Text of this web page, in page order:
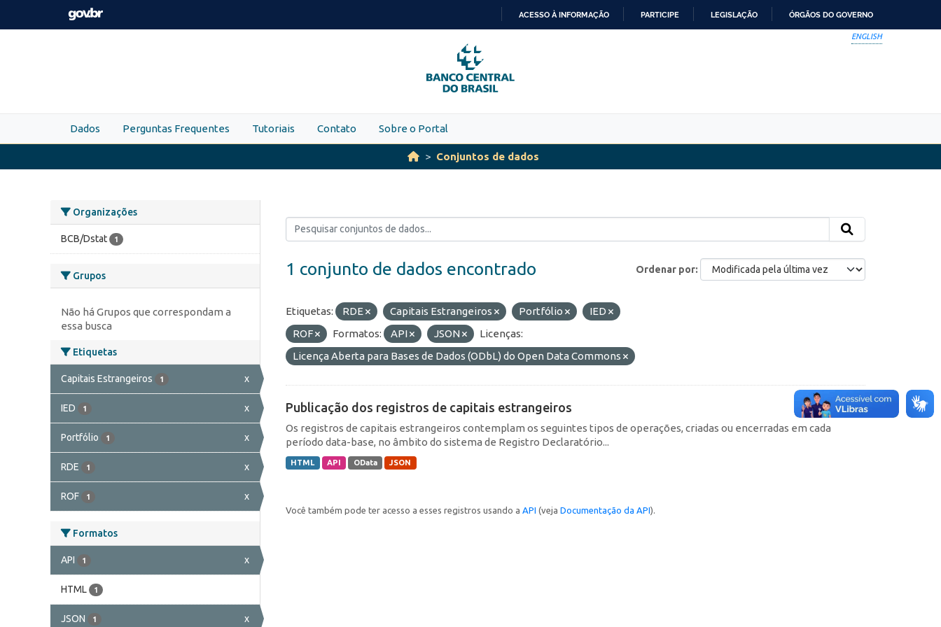
Skip to main content
PARA
O
CONTEÚDO
ACESSO À INFORMAÇÃO PARTICIPE LEGISLAÇÃO ÓRGÃOS DO GOVERNO
ENGLISH
Dados Perguntas Frequentes Tutoriais Contato Sobre o Portal
Conjuntos de dados
Organizações
BCB/Dstat 1
Grupos
Não há Grupos que correspondam a
essa busca
Etiquetas
Capitais Estrangeiros 1 x
IED 1 x
Portfólio 1 x
RDE 1 x
ROF 1 x
Formatos
API 1 x
HTML 1
JSON 1 x
Ordenar por
1 conjunto de dados encontrado
Etiquetas: RDE Capitais Estrangeiros Portfólio
IED
ROF
Formatos: API JSON
Licenças:
Licença Aberta para Bases de Dados (ODbL) do Open Data Commons
Publicação dos registros de capitais estrangeiros
Os registros de capitais estrangeiros contemplam os seguintes tipos de operações, criadas ou encerradas em cada
período data-base, no âmbito do sistema de Registro Declaratório...
HTML API OData JSON
Você também pode ter acesso a esses registros usando a API (veja Documentação da API).